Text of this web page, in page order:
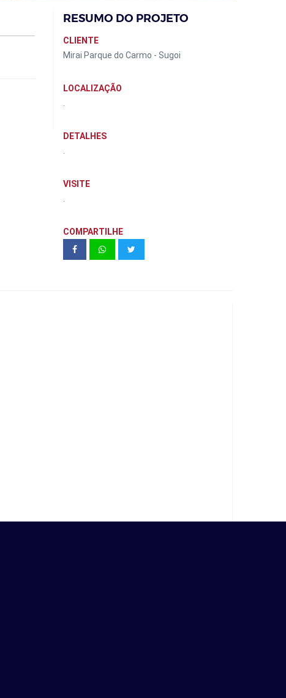
RESUMO DO PROJETO
CLIENTE
Mirai Parque do Carmo - Sugoi
LOCALIZAÇÃO
DETALHES
VISITE
COMPARTILHE
Espaço Histórico Almirante Sylvio de